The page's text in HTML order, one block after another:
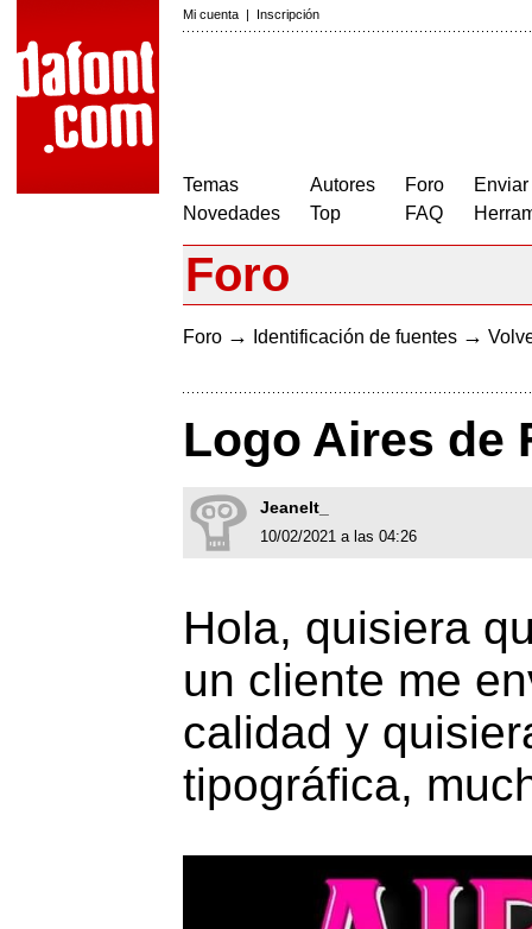
Mi cuenta | Inscripción
Temas
Novedades
Autores
Top
Foro
FAQ
Foro
Foro → Identificación de fuentes →
Logo Aires de
Jeanelt_
10/02/2021 a las 04:26
Hola, quisiera
un cliente me
calidad y
tipográfica,